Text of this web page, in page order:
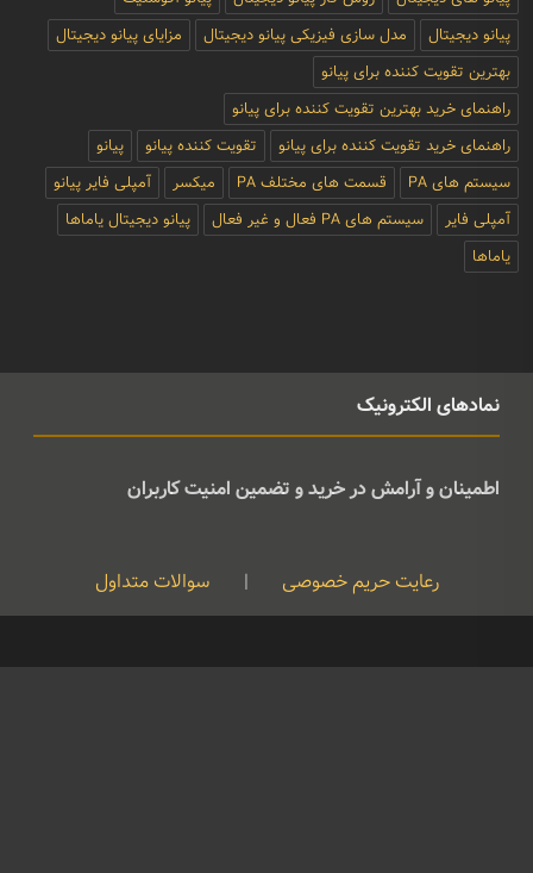
پیانو دیجیتال
مدل سازی فیزیکی پیانو دیجیتال
مزایای پیانو دیجیتال
بهترین تقویت کننده برای پیانو
راهنمای خرید بهترین تقویت کننده برای پیانو
راهنمای خرید تقویت کننده برای پیانو
تقویت کننده پیانو
پیانو
سیستم های PA
قسمت های مختلف PA میکسر
آمپلی فایر پیانو
آمپلی فایر
سیستم های PA فعال و غیر فعال
پیانو دیجیتال یاماها
یاماها
نمادهای الکترونیک
اطمینان و آرامش در خرید و تضمین امنیت کاربران
رعایت حریم خصوصی | سوالات متداول